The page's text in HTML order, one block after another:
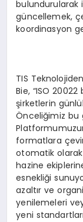
bulundurularak
güncellemek,
koordinasyon
TIS
Bie, “ISO
şirketlerin
Önceliğimiz bu
formatlara
otomatik
hazine
esnekliği
azaltır ve
yenilemeleri
yeni